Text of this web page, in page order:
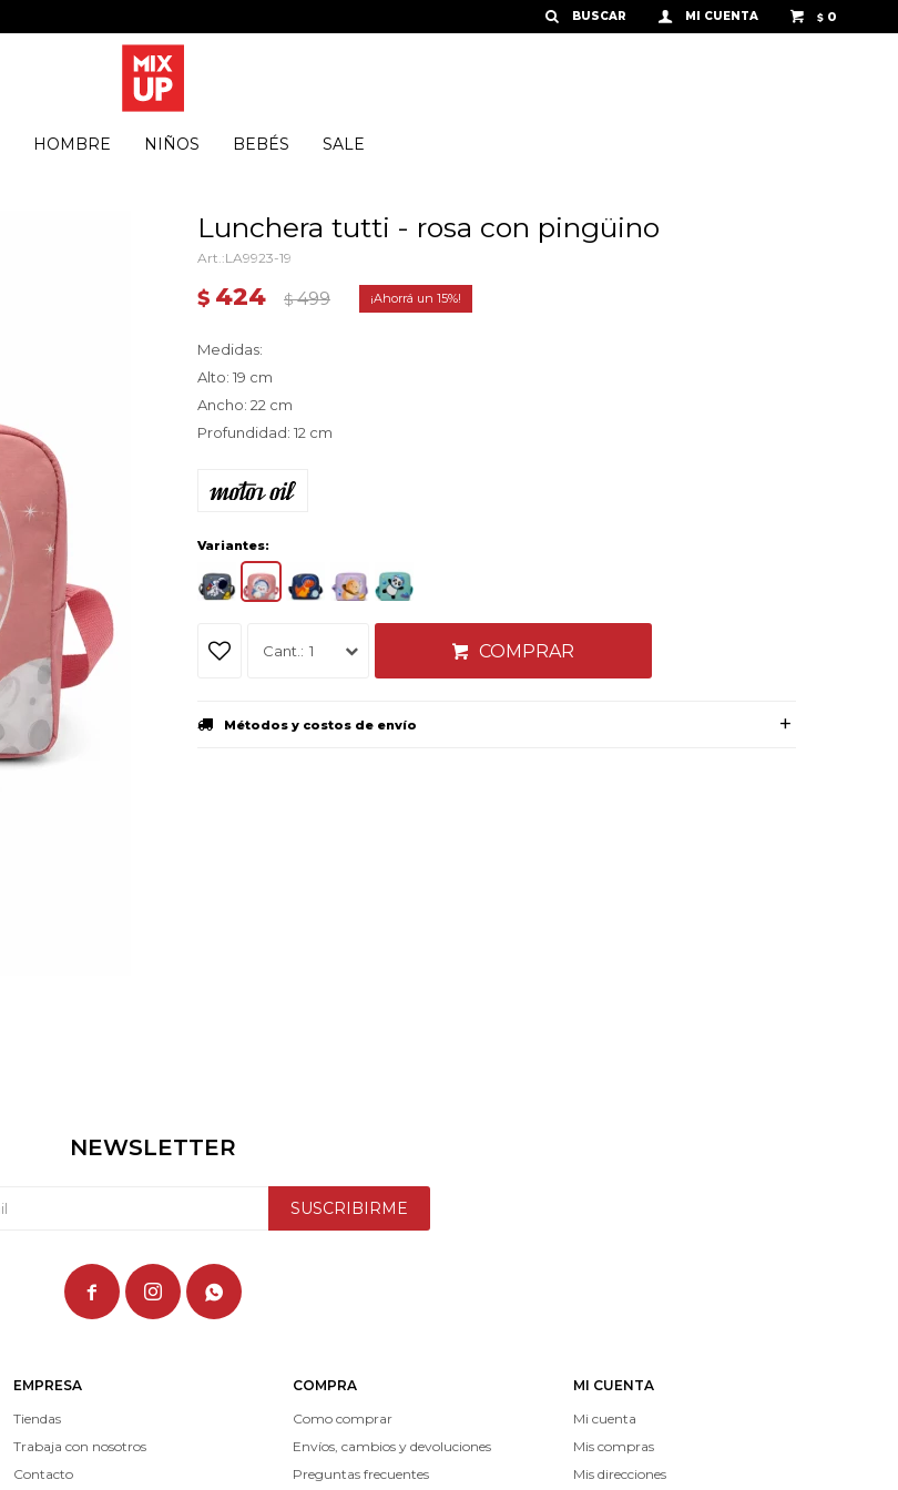
HOMBRE NIÑOS BEBÉS SALE
$ 0
Lunchera tutti - rosa con pingüino
LA9923-19
$ 424 $ 499 15
Medidas:
Alto: 19 cm
Ancho: 22 cm
Profundidad: 12 cm
Variantes:
1 COMPRAR
Métodos y costos de envío
EMPRESA
Tiendas
Trabaja con nosotros
Contacto
COMPRA
Como comprar
Envíos, cambios y devoluciones
Preguntas frecuentes
MI CUENTA
Mi cuenta
Mis compras
Mis direcciones
NEWSLETTER
SUSCRIBIRME
  